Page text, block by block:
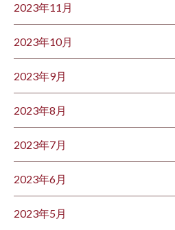
2023年11月
2023年10月
2023年9月
2023年8月
2023年7月
2023年6月
2023年5月